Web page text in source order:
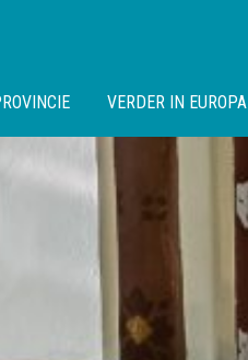
VERDER IN EUROPA